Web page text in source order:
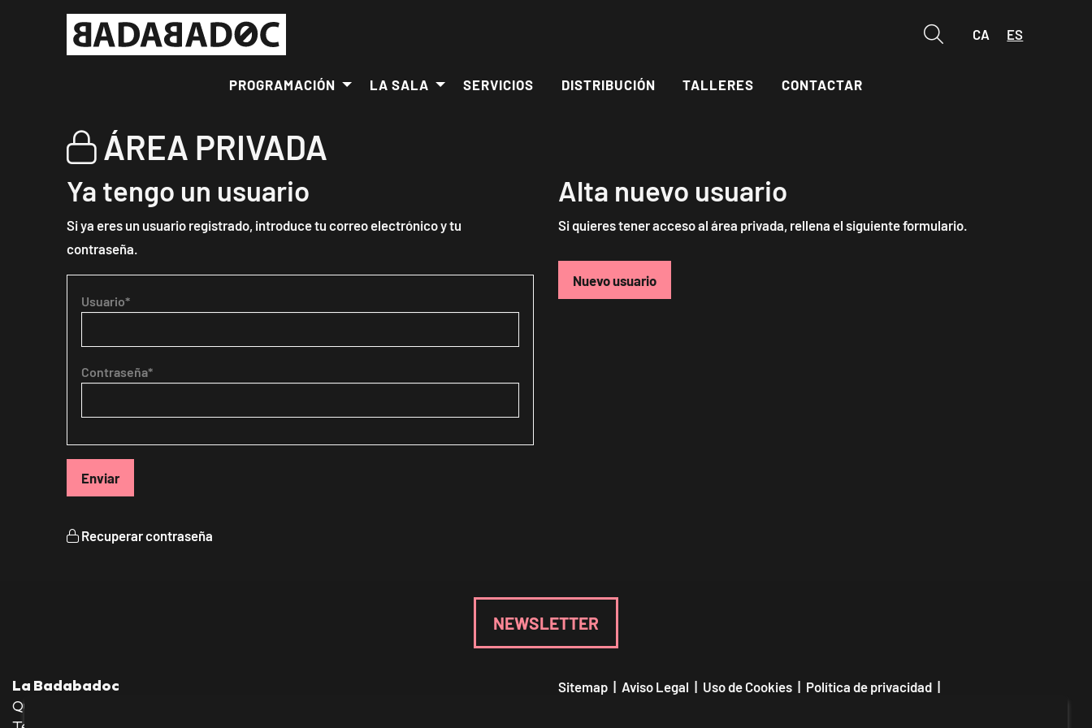
CA ES
PROGRAMACIÓN LA SALA SERVICIOS DISTRIBUCIÓN TALLERES CONTACTAR
ÁREA PRIVADA
Ya tengo un usuario
Si ya eres un usuario registrado, introduce tu correo electrónico y tu
contraseña.
Usuario*
Contraseña*
Enviar
Recuperar contraseña
Alta nuevo usuario
Si quieres tener acceso al área privada, rellena el siguiente formulario.
Crear
Nuevo usuario
NEWSLETTER
La Badabadoc
Quevedo, 36 baixos—08012 Barcelona
Sitemap | Aviso Legal | Uso de Cookies | Política de privacidad |